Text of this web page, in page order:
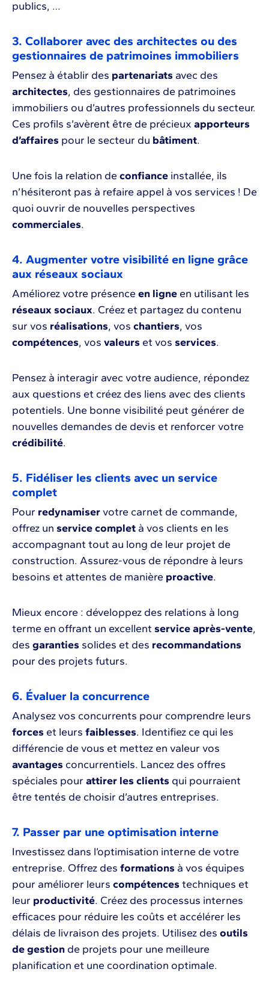
publics, …
3. Collaborer avec des architectes ou des
gestionnaires de patrimoines immobiliers
Pensez à établir des partenariats avec des
architectes, des gestionnaires de patrimoines
immobiliers ou d’autres professionnels du secteur.
Ces profils s’avèrent être de précieux apporteurs
d’affaires pour le secteur du bâtiment.
Une fois la relation de confiance installée, ils
n’hésiteront pas à refaire appel à vos services ! De
quoi ouvrir de nouvelles perspectives
commerciales.
4. Augmenter votre visibilité en ligne grâce
aux réseaux sociaux
Améliorez votre présence en ligne en utilisant les
réseaux sociaux. Créez et partagez du contenu
sur vos réalisations, vos chantiers, vos
compétences, vos valeurs et vos services.
Pensez à interagir avec votre audience, répondez
aux questions et créez des liens avec des clients
potentiels. Une bonne visibilité peut générer de
nouvelles demandes de devis et renforcer votre
crédibilité.
5. Fidéliser les clients avec un service
complet
Pour redynamiservotre carnet de commande,
offrez un service complet à vos clients en les
accompagnant tout au long de leur projet de
construction. Assurez-vous de répondre à leurs
besoins et attentes de manière proactive.
Mieux encore : développez des relations à long
terme en offrant un excellent service après-vente,
des garanties solides et des recommandations
pour des projets futurs.
6. Évaluer la concurrence
Analysez vos concurrents pour comprendre leurs
forces et leurs faiblesses. Identifiez ce qui les
différencie de vous et mettez en valeur vos
avantages concurrentiels. Lancez des offres
spéciales pour attirer les clients qui pourraient
être tentés de choisir d’autres entreprises.
7. Passer par une optimisation interne
Investissez dans l’optimisation interne de votre
entreprise. Offrez des formations à vos équipes
pour améliorer leurs compétences techniques et
leur productivité. Créez des processus internes
efficaces pour réduire les coûts et accélérer les
délais de livraison des projets. Utilisez des outils
de gestion de projets pour une meilleure
planification et une coordination optimale.